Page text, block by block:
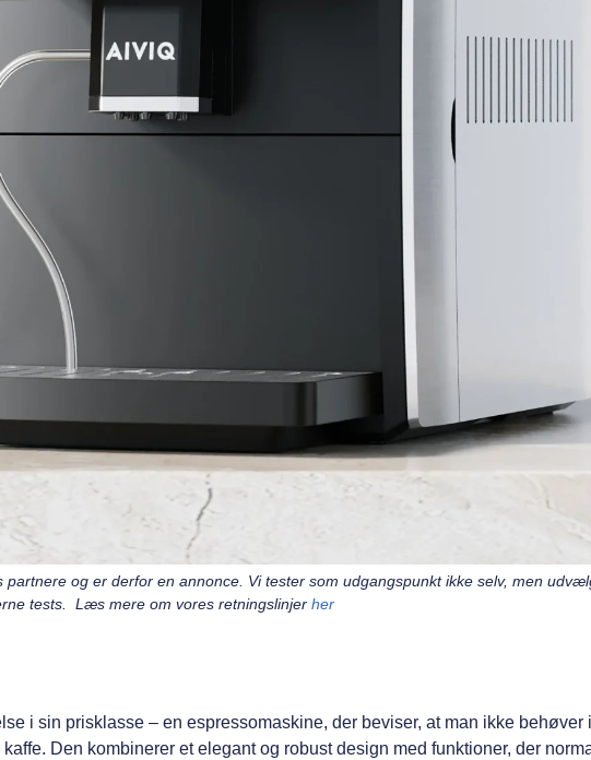
og er derfor en annonce. Vi tester som udgangspunkt ikke selv, men
tests. Læs mere om vores retningslinjer her
i sin prisklasse – en espressomaskine, der beviser, at man ikke behøver
Den kombinerer et elegant og robust design med funktioner, der